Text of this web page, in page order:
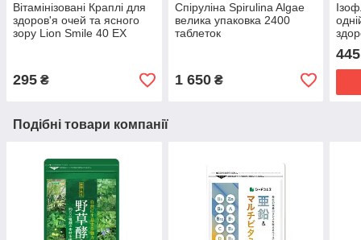
Вітамінізовані Краплі для
здоров'я очей та ясного
зору Lion Smile 40 EX
295 ₴
Спіруліна Spirulina Algae
велика упаковка 2400
таблеток
1 650₴
445
Подібні товари компанії